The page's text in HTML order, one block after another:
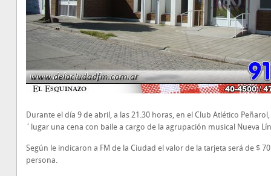
Durante el día 9 de abril, a las 21.30 horas, en el Club Atlético
´lugar una cena con baile a cargo de la agrupación musical Nueva
Según le indicaron a FM de la Ciudad el valor de la tarjeta será de $
persona.